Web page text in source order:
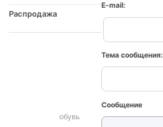
Распродажа
обувь
E-mail:
Тема сообщения:
Сообщение